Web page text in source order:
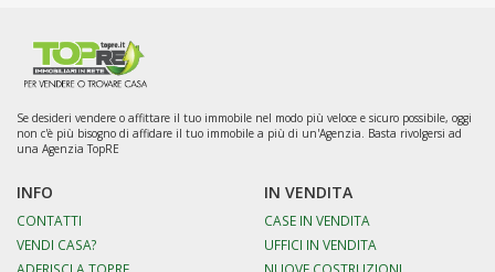
Se desideri vendere o affittare il tuo immobile nel modo più veloce e sicuro possibile, oggi
non c'è più bisogno di affidare il tuo immobile a più di un'Agenzia. Basta rivolgersi ad
una Agenzia TopRE
INFO
CONTATTI
VENDI CASA?
IN VENDITA
CASE IN VENDITA
UFFICI IN VENDITA